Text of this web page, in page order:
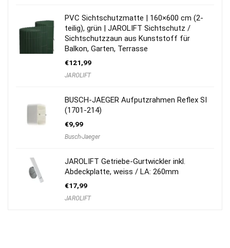
PVC Sichtschutzmatte | 160×600 cm (2-
teilig), grün | JAROLIFT Sichtschutz /
Sichtschutzzaun aus Kunststoff für
Balkon, Garten, Terrasse
€121,99
JAROLIFT
BUSCH-JAEGER Aufputzrahmen Reflex SI
(1701-214)
€9,99
Busch-Jaeger
JAROLIFT Getriebe-Gurtwickler inkl.
Abdeckplatte, weiss / LA: 260mm
€17,99
JAROLIFT